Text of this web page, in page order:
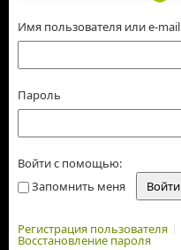
Имя пользователя или e-mail
Пароль
Войти с помощью:
Запомнить меня
Регистрация пользователя
Восстановление пароля